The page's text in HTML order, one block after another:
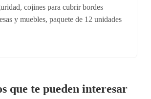
cojines para cubrir bordes
y muebles, paquete de 12 unidades
que te pueden interesar